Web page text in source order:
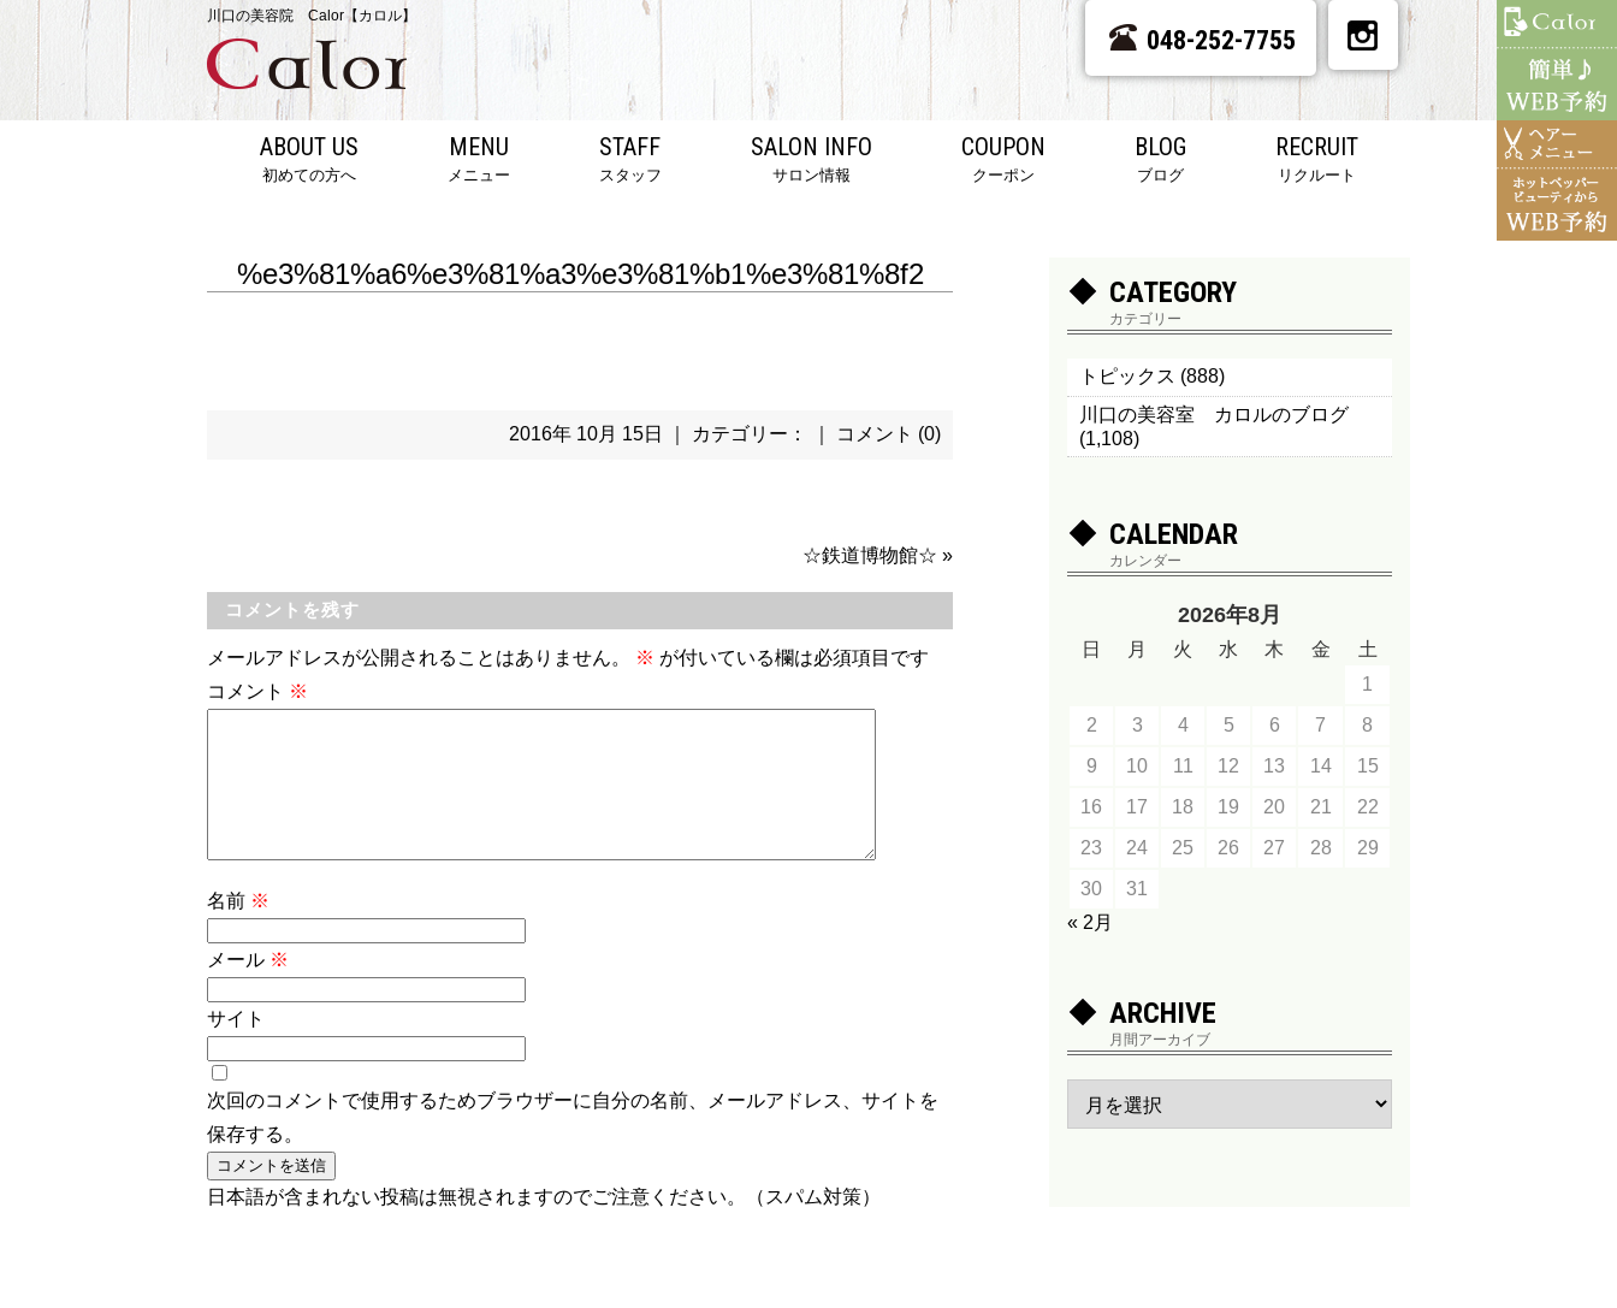
川口の美容院 Calor【カロル】
048-252-7755
ABOUT US
初めての方へ
MENU
メニュー
STAFF
スタッフ
SALON INFO
サロン情報
COUPON
クーポン
BLOG
ブログ
RECRUIT
リクルート
%e3%81%a6%e3%81%a3%e3%81%b1%e3%81%8f2
2016年 10月 15日 ｜ カテゴリー： ｜ コメント (0)
☆鉄道博物館☆ »
コメントを残す
メールアドレスが公開されることはありません。 ※ が付いている欄は必須項目です
コメント ※
名前 ※
メール ※
サイト
次回のコメントで使用するためブラウザーに自分の名前、メールアドレス、サイトを
保存する。
日本語が含まれない投稿は無視されますのでご注意ください。（スパム対策）
CATEGORY
カテゴリー
トピックス (888)
川口の美容室 カロルのブログ
(1,108)
CALENDAR
カレンダー
2026年8月
日 月 火 水 木 金
土
1
2
3 4 5 6 7
8
9
10 11 12 13 14
15
16
17 18 19 20 21
22
23
24 25 26 27 28
29
30
31
« 2月
ARCHIVE
月間アーカイブ